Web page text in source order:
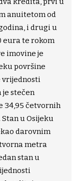
anuitetom od
i drugi u
eura te rokom
imovine je
površine
vrijednosti
je stečen
34,95 četvornih
u Osijeku
darovnim
metra
stan u